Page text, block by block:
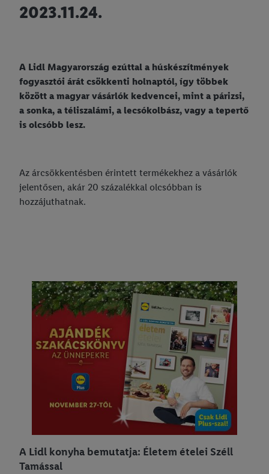
2023.11.24.
A Lidl Magyarország ezúttal a húskészítmények
fogyasztói árát csökkenti holnaptól, így többek
között a magyar vásárlók kedvencei, mint a párizsi,
a sonka, a téliszalámi, a lecsókolbász, vagy a tepertő
is olcsóbb lesz.
Az árcsökkentésben érintett termékekhez a vásárlók
jelentősen, akár 20 százalékkal olcsóbban is
hozzájuthatnak.
A Lidl konyha bemutatja: Életem ételei Széll
Tamással